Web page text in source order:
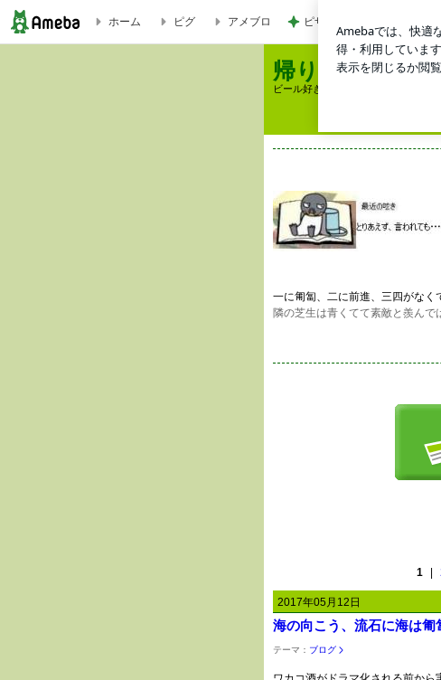
ホーム ピグ アメブロ ピザハット810円で楽しめる
帰り道は、匍匐
ビール好きな未来への自分へのプレ
一に匍匐、二に前進、三四がな
隣の芝生は青くてて素敵と羨んで
1
2017年05月12日
海の向こう、流石に海は匍
テーマ： ブログ